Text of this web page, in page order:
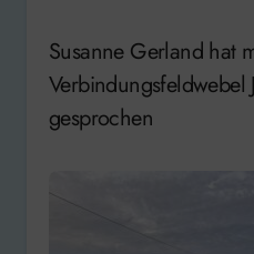
Susanne Gerland hat
Verbindungsfeldwebel
gesprochen